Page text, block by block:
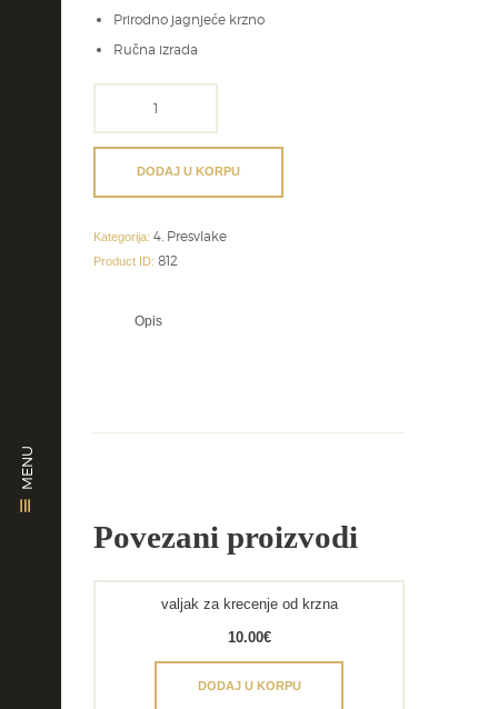
MENU
Prirodno jagnjeće krzno
Ručna izrada
krzna
DODAJ U KORPU
Kategorija: 4. Presvlake
Product ID: 812
Opis
Povezani proizvodi
valjak za krecenje od krzna
10.00€
DODAJ U KORPU